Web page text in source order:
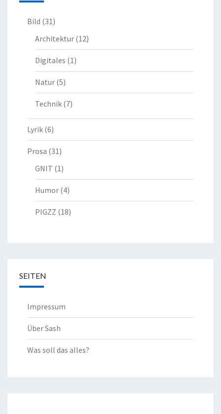
Bild (31)
Architektur (12)
Digitales (1)
Natur (5)
Technik (7)
Lyrik (6)
Prosa (31)
GNIT (1)
Humor (4)
PIGZZ (18)
SEITEN
Impressum
Über Sash
Was soll das alles?